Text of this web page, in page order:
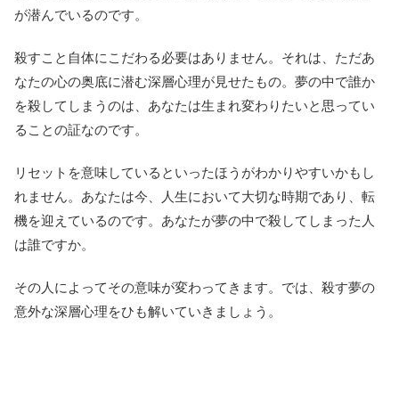
が潜んでいるのです。
殺すこと自体にこだわる必要はありません。それは、ただあ
なたの心の奥底に潜む深層心理が見せたもの。夢の中で誰か
を殺してしまうのは、あなたは生まれ変わりたいと思ってい
ることの証なのです。
リセットを意味しているといったほうがわかりやすいかもし
れません。あなたは今、人生において大切な時期であり、転
機を迎えているのです。あなたが夢の中で殺してしまった人
は誰ですか。
その人によってその意味が変わってきます。では、殺す夢の
意外な深層心理をひも解いていきましょう。